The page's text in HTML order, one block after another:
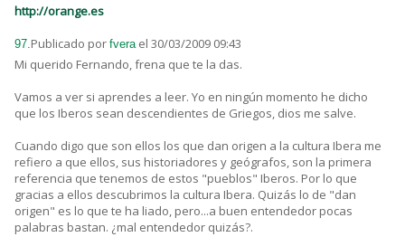
http://orange.es
97.Publicado por fvera el 30/03/2009 09:43
Mi querido Fernando, frena que te la das.
Vamos a ver si aprendes a leer. Yo en ningún momento he dicho
que los Iberos sean descendientes de Griegos, dios me salve.
Cuando digo que son ellos los que dan origen a la cultura Ibera me
refiero a que ellos, sus historiadores y geógrafos, son la primera
referencia que tenemos de estos "pueblos" Iberos. Por lo que
gracias a ellos descubrimos la cultura Ibera. Quizás lo de "dan
origen" es lo que te ha liado, pero...a buen entendedor pocas
palabras bastan. ¿mal entendedor quizás?.